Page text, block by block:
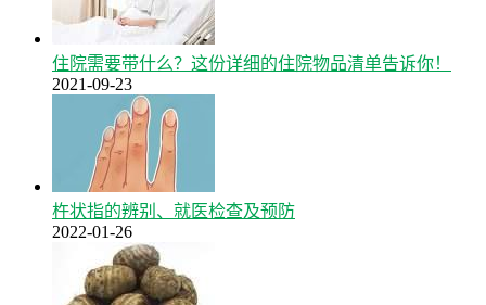
住院需要带什么？这份详细的住院物品清单告诉你！
2021-09-23
杵状指的辨别、就医检查及预防
2022-01-26